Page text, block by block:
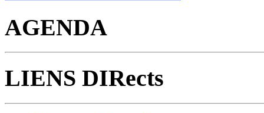
AGENDA
LIENS DIRects